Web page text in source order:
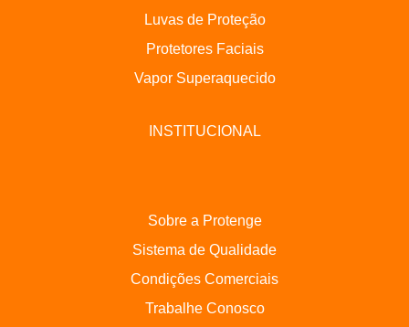
Luvas de Proteção
Protetores Faciais
Vapor Superaquecido
INSTITUCIONAL
Sobre a Protenge
Sistema de Qualidade
Condições Comerciais
Trabalhe Conosco